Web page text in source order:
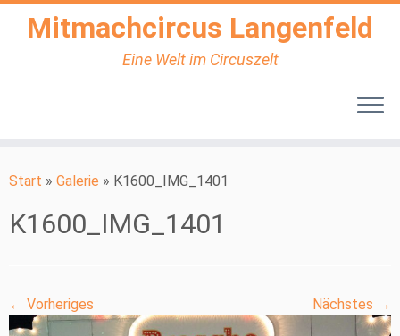
Inhalt
Mitmachcircus Langenfeld
Eine Welt im Circuszelt
Start » Galerie » K1600_IMG_1401
K1600_IMG_1401
← Vorheriges Nächstes →